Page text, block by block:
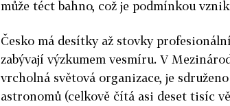
může téct bahno, což je podmínkou
Česko má desítky až stovky
zabývají výzkumem vesmíru. V
vrcholná světová organizace, je
astronomů (celkově čítá asi deset tisíc